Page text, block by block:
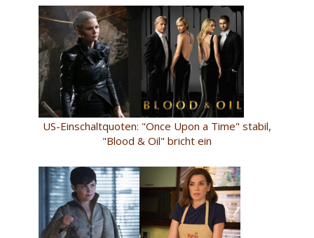
US-Einschaltquoten: "Once Upon a Time" stabil,
"Blood & Oil" bricht ein